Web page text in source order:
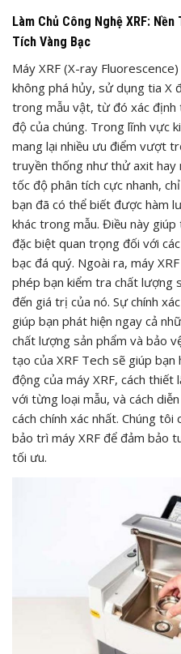
Làm Chủ Công Nghệ XRF:
Tích Vàng Bạc
Máy XRF (X-ray
không phá hủy, sử dụng tia X
trong mẫu vật, từ đó xác định
độ của chúng. Trong lĩnh vực
mang lại nhiều ưu điểm vượt
truyền thống như thử axit hay
tốc độ phân tích cực nhanh,
bạn đã có thể biết được hàm
khác trong mẫu. Điều này
đặc biệt quan trọng đối với
bạc đá quý. Ngoài ra, máy
phép bạn kiểm tra chất lượng
đến giá trị của nó. Sự chính
giúp bạn phát hiện ngay cả
chất lượng sản phẩm và bảo
tạo của XRF Tech sẽ giúp
động của máy XRF, cách
với từng loại mẫu, và cách
cách chính xác nhất. Chúng
bảo trì máy XRF để đảm bảo
tối ưu.